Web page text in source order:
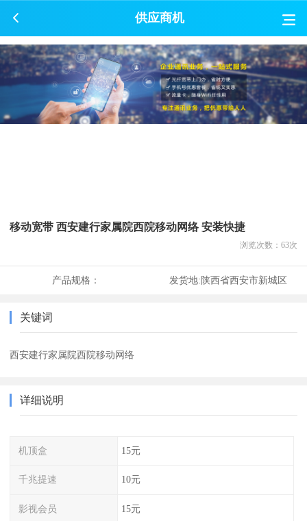
供应商机
移动宽带 西安建行家属院西院移动网络 安装快捷
浏览次数： 63次
产品规格： 发货地:陕西省西安市新城区
关键词
西安建行家属院西院移动网络
详细说明
机顶盒 15元
千兆提速 10元
影视会员 15元